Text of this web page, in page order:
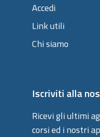
Accedi
Link utili
Chi siamo
Iscriviti alla
Ricevi gli ultimi
corsi ed i nostri